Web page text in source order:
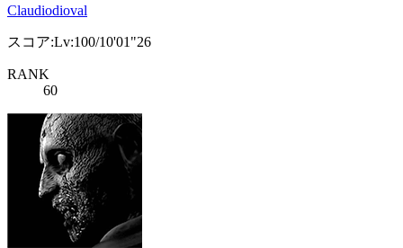
Claudiodioval
スコア:Lv:100/10'01"26
RANK
60